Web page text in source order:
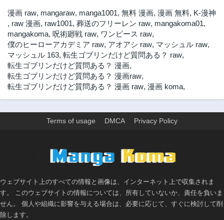
第107話
2年前
第106話
2年前
第105話
2年前
第104話
2年前
第103話
2年前
第102話
2年前
第98話
第96話
2年前
2年前 2年前
第93話
2年前
第92話
漫画 raw, mangaraw, manga1001, 無料 漫画, 漫画 無料, K-漫神
, raw 漫画, raw1001, 葬送のフリーレン raw, mangakoma01,
mangakoma, 呪術廻戦 raw, ワンピース raw,
僕のヒーローアカデミア raw, アオアシ raw, マッシュル raw,
マッシュル 163, 転生ゴブリンだけど質問ある？ raw,
転生ゴブリンだけど質問ある？ 漫画,
転生ゴブリンだけど質問ある？ 漫画raw,
転生ゴブリンだけど質問ある？ 漫画 raw, 漫画 koma,
Terms of usage DMCA Privacy Policy
ウェブサイト上のすべての情報と画像は、インターネット上で収集されま
す。 このウェブサイトの情報については、所有していないか、責任を負いま
せん。 個人や組織に影響を与える場合は、必要に応じて、すぐに検討して削
除します。